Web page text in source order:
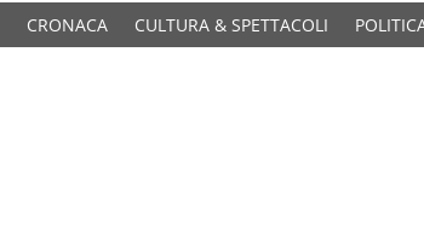
CRONACA CULTURA & SPETTACOLI